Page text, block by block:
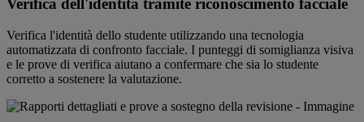
Verifica dell'identità tramite riconoscimento facciale
Verifica l'identità dello studente utilizzando una tecnologia
automatizzata di confronto facciale. I punteggi di somiglianza visiva
e le prove di verifica aiutano a confermare che sia lo studente
corretto a sostenere la valutazione.